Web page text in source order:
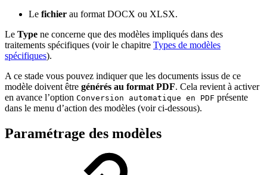
Le fichier au format DOCX ou XLSX.
Le Type ne concerne que des modèles impliqués dans des
traitements spécifiques (voir le chapitre Types de modèles
spécifiques).
A ce stade vous pouvez indiquer que les documents issus de ce
modèle doivent être générés au format PDF. Cela revient à activer
en avance l’option Conversion automatique en PDF présente
dans le menu d’action des modèles (voir ci-dessous).
Paramétrage des modèles